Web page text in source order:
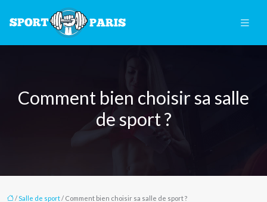
Comment bien choisir sa salle
de sport ?
/Salle de sport/ Comment bien choisir sa salle de sport ?